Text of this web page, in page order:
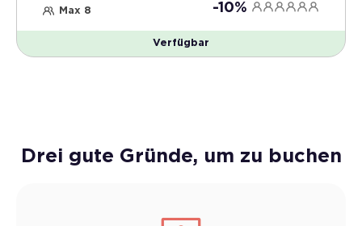
Max 8
-10%
Verfügbar
Drei gute Gründe, um zu buchen